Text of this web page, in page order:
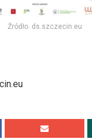
Źródło. ds.szczecin.eu